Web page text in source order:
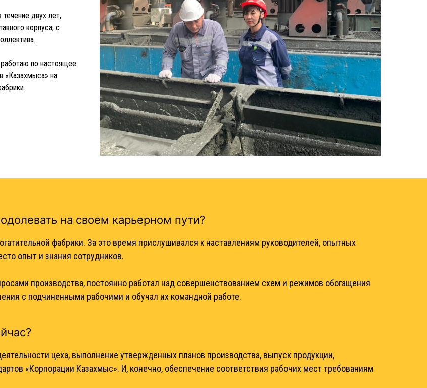
двух лет,
корпуса, с
работаю по настоящее
«Казахмыса» на
на своем карьерном пути?
фабрики. За это время прислушивался к наставлениям руководителей, опытных
опыт и знания сотрудников.
производства, постоянно работал над совершенствованием схем и режимов обогащения
с подчиненными рабочими и обучал их командной работе.
цеха, выполнение утвержденных планов производства, выпуск продукции,
«Корпорации Казахмыс». И, конечно, обеспечение соответствия рабочих мест требованиям